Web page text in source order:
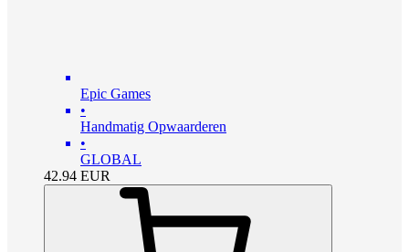
Epic Games
•
Handmatig Opwaarderen
•
GLOBAL
42.94 EUR